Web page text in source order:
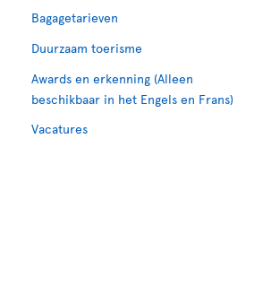
Bagagetarieven
Duurzaam toerisme
Awards en erkenning (Alleen
beschikbaar in het Engels en Frans)
Vacatures